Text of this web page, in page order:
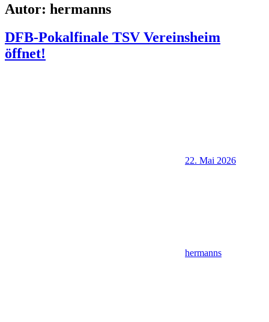
Autor: hermanns
DFB-Pokalfinale TSV Vereinsheim
öffnet!
22. Mai 2026
hermanns